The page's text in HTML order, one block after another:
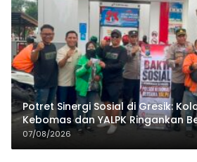
Potret Sinergi Sosial di Gresik:
Kebomas dan YALPK Ringankan
dan Warga
07/08/2026